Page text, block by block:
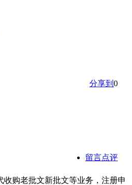
健品行业提供一个信息免费展示交流互动
分享到 0
留言点评
购老批文新批文等业务，注册申